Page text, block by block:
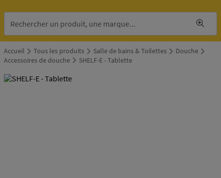
Accueil Tous les produits Salle de bains & Toilettes
Douche
Accessoires de douche
SHELF-E - Tablette